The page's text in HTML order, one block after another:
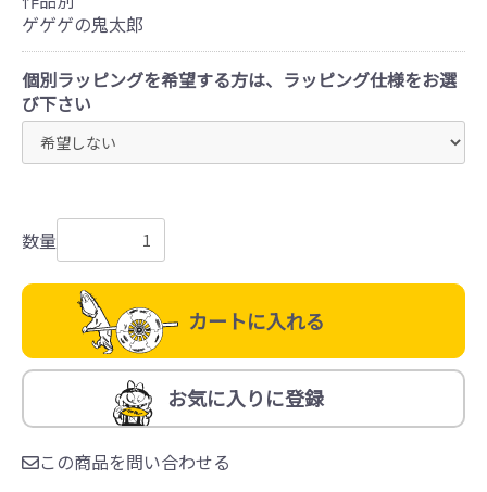
ゲゲゲの鬼太郎
個別ラッピングを希望する方は、ラッピング仕様をお選
び下さい
数量
カートに入れる
お気に入りに登録
この商品を問い合わせる